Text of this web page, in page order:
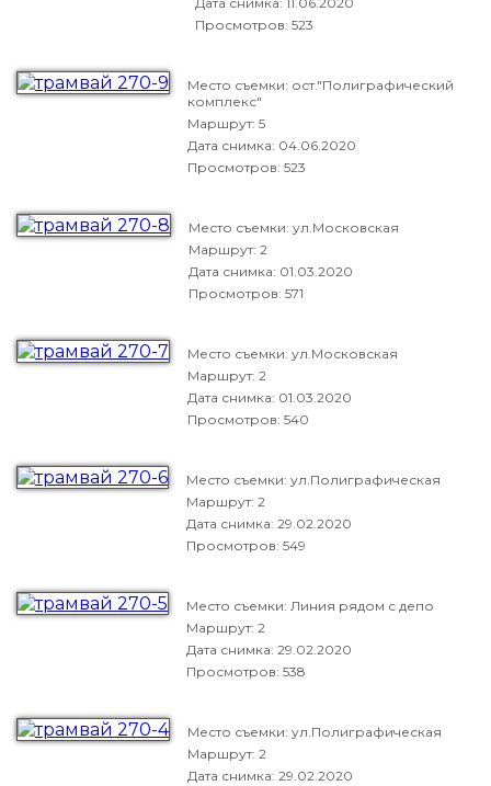
Просмотров: 523
Место съемки: ост."Полиграфический
комплекс"
Маршрут: 5
Дата снимка: 04.06.2020
Просмотров: 523
Место съемки: ул.Московская
Маршрут: 2
Дата снимка: 01.03.2020
Просмотров: 571
Место съемки: ул.Московская
Маршрут: 2
Дата снимка: 01.03.2020
Просмотров: 540
Место съемки: ул.Полиграфическая
Маршрут: 2
Дата снимка: 29.02.2020
Просмотров: 549
Место съемки: Линия рядом с депо
Маршрут: 2
Дата снимка: 29.02.2020
Просмотров: 538
Место съемки: ул.Полиграфическая
Маршрут: 2
Дата снимка: 29.02.2020